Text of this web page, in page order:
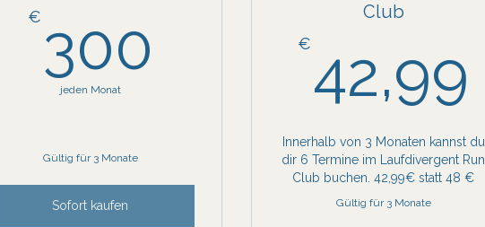
€ 300 300€
jeden Monat
Gültig für 3 Monate
Sofort kaufen
Club
€ 42,99
Innerhalb von 3 Monaten kannst du
dir 6 Termine im Laufdivergent Run
Club buchen. 42,99€ statt 48 €
Gültig für 3 Monate